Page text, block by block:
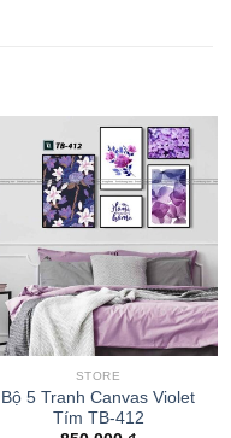
STORE
Bộ 5 Tranh Canvas Violet
Tím TB-412